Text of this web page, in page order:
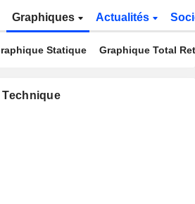
Graphiques Actualités
Statique Graphique Total